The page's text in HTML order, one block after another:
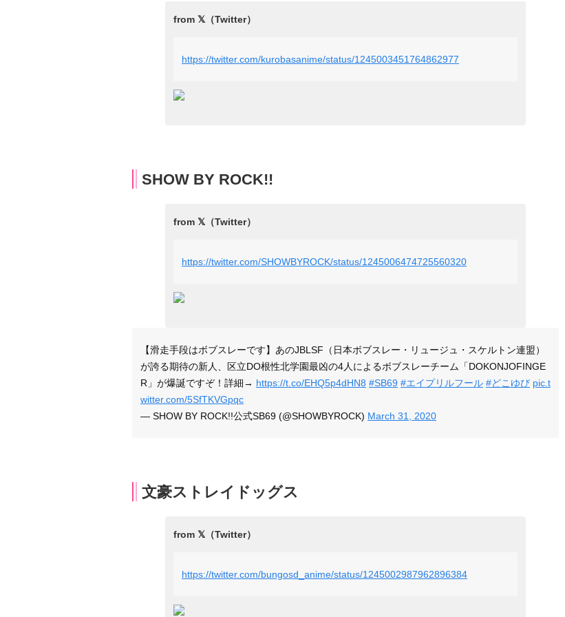
https://twitter.com/kurobasanime/status/1245003451764862977
SHOW BY ROCK!!
https://twitter.com/SHOWBYROCK/status/1245006474725560320
【滑走手段はボブスレーです】あのJBLSF（日本ボブスレー・リュージュ・スケルトン連盟）
が誇る期待の新人、区立DO根性北学園最凶の4人によるボブスレーチーム「DOKONJOFINGE
R」が爆誕ですぞ！詳細→ https://t.co/EHQ5p4dHN8 #SB69 #エイプリルフール #どこゆび pic.t
witter.com/5SfTKVGpqc
— SHOW BY ROCK!!公式SB69 (@SHOWBYROCK) March 31, 2020
文豪ストレイドッグス
https://twitter.com/bungosd_anime/status/1245002987962896384